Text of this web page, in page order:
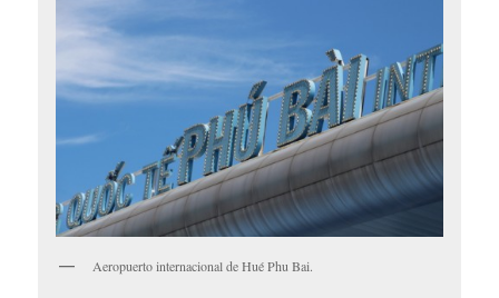
Aeropuerto internacional de Hué Phu Bai.